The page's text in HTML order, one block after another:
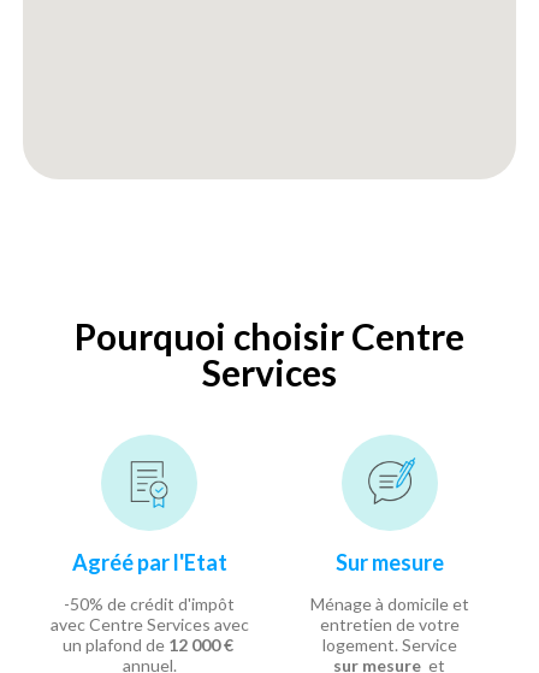
Pourquoi choisir Centre
Services
Agréé par l'Etat
-50% de crédit d'impôt
avec Centre Services avec
un plafond de 12 000 €
annuel.
Sur mesure
Ménage à domicile et
entretien de votre
logement. Service
sur mesure et